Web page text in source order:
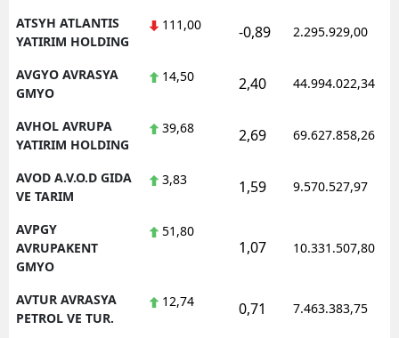
ATSYH ATLANTIS
YATIRIM HOLDING
111,00 -0,89 2.295.929,00
AVGYO AVRASYA
GMYO
14,50 2,40 44.994.022,34
AVHOL AVRUPA
YATIRIM HOLDING
39,68 2,69 69.627.858,26
AVOD A.V.O.D GIDA
VE TARIM
3,83 1,59 9.570.527,97
AVPGY
AVRUPAKENT
GMYO
51,80
1,07 10.331.507,80
AVTUR AVRASYA
PETROL VE TUR.
12,74 0,71 7.463.383,75